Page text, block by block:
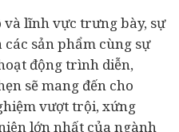
và lĩnh vực trưng bày, sự
sản phẩm cùng sự
động trình diễn,
sẽ mang đến cho
vượt trội, xứng
lớn nhất của ngành